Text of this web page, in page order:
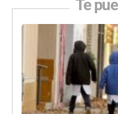
Te